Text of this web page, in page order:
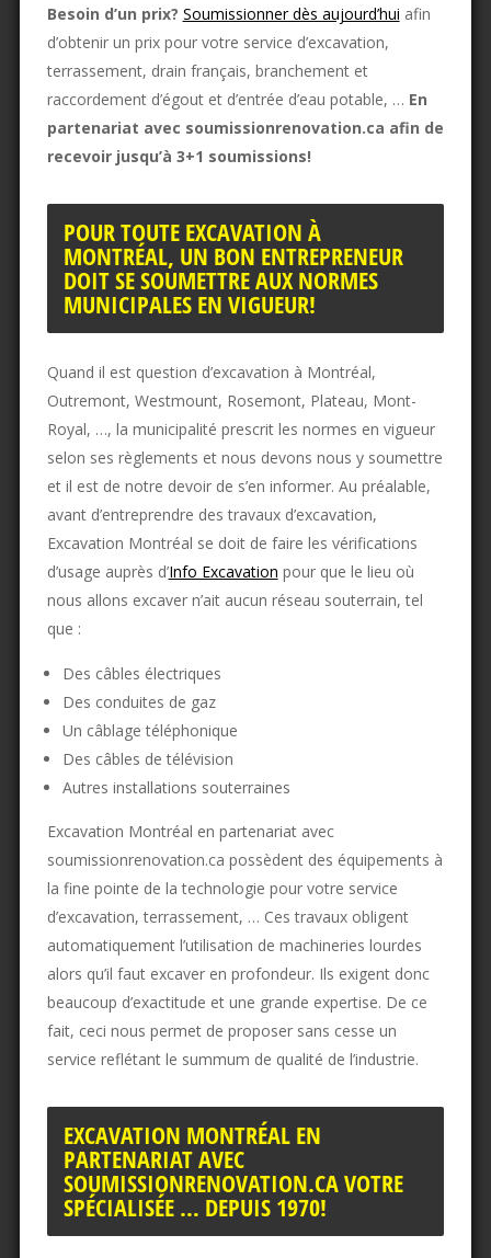
Besoin d’un prix? Soumissionner dès aujourd’hui afin
d’obtenir un prix pour votre service d’excavation,
terrassement, drain français, branchement et
raccordement d’égout et d’entrée d’eau potable, … En
partenariat avec soumissionrenovation.ca afin de
recevoir jusqu’à 3+1 soumissions!​
POUR TOUTE EXCAVATION À
MONTRÉAL, UN BON ENTREPRENEUR
DOIT SE SOUMETTRE AUX NORMES
MUNICIPALES EN VIGUEUR!
Quand il est question d’excavation à Montréal,
Outremont, Westmount, Rosemont, Plateau, Mont-
Royal, …, la municipalité prescrit les normes en vigueur
selon ses règlements et nous devons nous y soumettre
et il est de notre devoir de s’en informer. Au préalable,
avant d’entreprendre des travaux d’excavation,
Excavation Montréal se doit de faire les vérifications
d’usage auprès d’Info Excavation pour que le lieu où
nous allons excaver n’ait aucun réseau souterrain, tel
que :
Des câbles électriques
Des conduites de gaz
Un câblage téléphonique
Des câbles de télévision
Autres installations souterraines
Excavation Montréal en partenariat avec
soumissionrenovation.ca possèdent des équipements à
la fine pointe de la technologie pour votre service
d’excavation, terrassement, … Ces travaux obligent
automatiquement l’utilisation de machineries lourdes
alors qu’il faut excaver en profondeur. Ils exigent donc
beaucoup d’exactitude et une grande expertise. De ce
fait, ceci nous permet de proposer sans cesse un
service reflétant le summum de qualité de l’industrie.
EXCAVATION MONTRÉAL EN
PARTENARIAT AVEC
SOUMISSIONRENOVATION.CA VOTRE
SPÉCIALISÉE … DEPUIS 1970!